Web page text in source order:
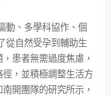
動、多學科協作、個
從自然受孕到輔助生
患者無需過度焦慮，
，並積極調整生活方
開團隊的研究所示，